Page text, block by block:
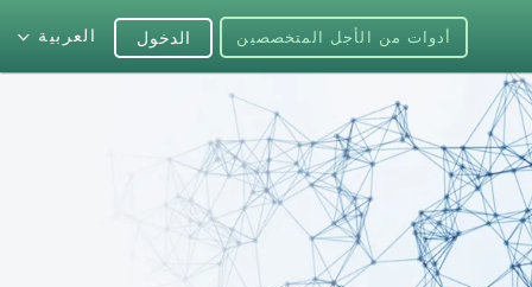
أدوات من الأجل المتخصصين العربية الدخول